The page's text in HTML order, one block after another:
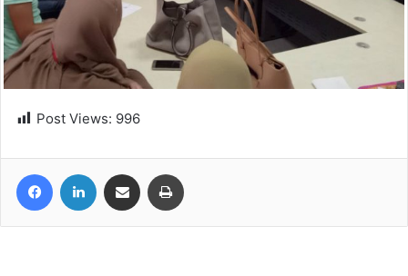
Post Views: 996
FacebookLinkedin Partager par email